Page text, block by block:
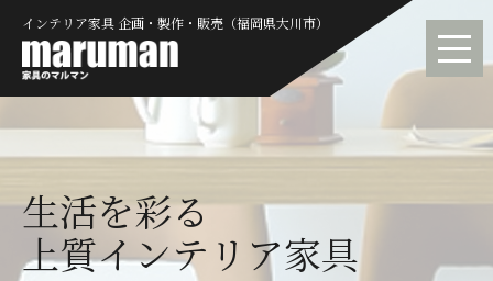
インテリア家具 企画・製作・販売（福岡県大川市）
生活を彩る
上質インテリア家具